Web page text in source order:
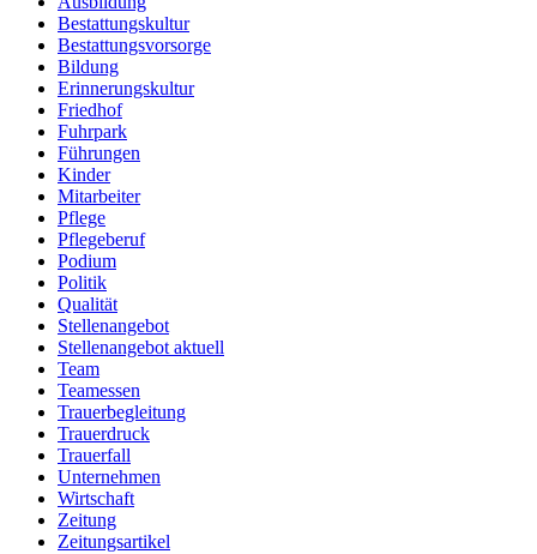
Bestattungskultur
Bestattungsvorsorge
Bildung
Erinnerungskultur
Friedhof
Fuhrpark
Führungen
Kinder
Mitarbeiter
Pflege
Pflegeberuf
Podium
Politik
Qualität
Stellenangebot
Stellenangebot aktuell
Team
Teamessen
Trauerbegleitung
Trauerdruck
Trauerfall
Unternehmen
Wirtschaft
Zeitung
Zeitungsartikel